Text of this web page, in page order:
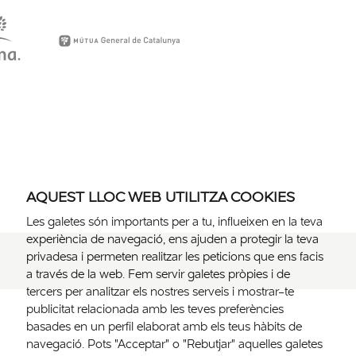
AQUEST LLOC WEB UTILITZA COOKIES
Les galetes són importants per a tu, influeixen en la teva
experiència de navegació, ens ajuden a protegir la teva
privadesa i permeten realitzar les peticions que ens facis
a través de la web. Fem servir galetes pròpies i de
tercers per analitzar els nostres serveis i mostrar-te
publicitat relacionada amb les teves preferències
basades en un perfil elaborat amb els teus hàbits de
navegació. Pots "Acceptar" o "Rebutjar" aquelles galetes